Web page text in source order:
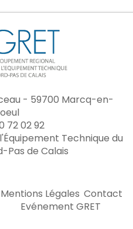
- 59700 Marcq-en-
72 02 92
Technique du
Pas de Calais
Mentions Légales Contact
Evénement GRET